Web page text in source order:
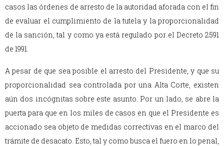
casos las órdenes de arresto de la autoridad aforada con el fin
de evaluar el cumplimiento de la tutela y la proporcionalidad
de la sanción, tal y como ya está regulado por el Decreto 2591
de 1991.
A pesar de que sea posible el arresto del Presidente, y que su
proporcionalidad sea controlada por una Alta Corte, existen
aún dos incógnitas sobre este asunto. Por un lado, se abre la
puerta para que en los miles de casos en que el Presidente es
accionado sea objeto de medidas correctivas en el marco del
trámite de desacato. Esto, tal y como busca el fuero en lo penal,